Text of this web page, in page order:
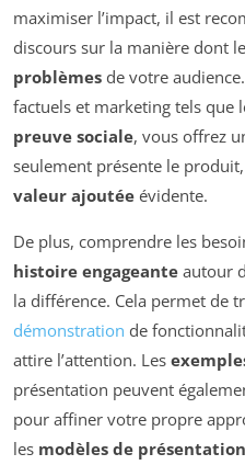
maximiser l’impact, il est
discours sur la manière dont
problèmes de votre
factuels et marketing tels que
preuve sociale, vous offrez
seulement présente le
valeur ajoutée évidente.
De plus, comprendre les
histoire engageante autour
la différence. Cela permet de
démonstration de
attire l’attention. Les
présentation peuvent
pour affiner votre propre
les modèles de présentation